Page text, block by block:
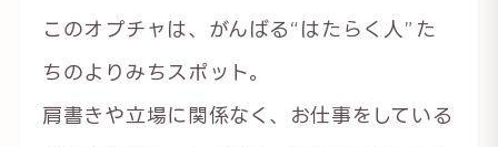
このオプチャは、がんばる“はたらく人”た
ちのよりみちスポット。
肩書きや立場に関係なく、お仕事をしている